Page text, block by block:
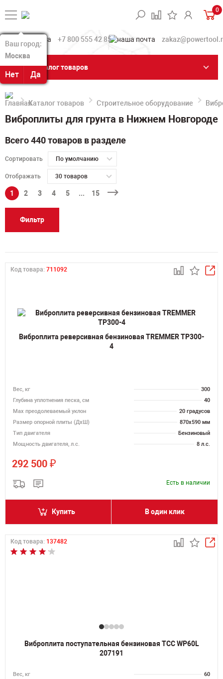
Ваш город:
Москва
Нет Да
Ваш город:
Москва
Нет Да
0
+7 800 555 42 85
Каталог товаров
Каталог товаров Строительное оборудование
Виброплиты для грунта в Нижнем Новгороде
Всего 440 товаров в разделе
Сортировать По умолчанию
Отображать 30 товаров
1 2 3 4 5 ... 15
Фильтр
Код товара: 711092
Виброплита реверсивная бензиновая TREMMER TP300-
4
Вес, кг
300
Глубина уплотнения песка, см
40
Max преодолеваемый уклон
20 градусов
Размер опорной плиты (ДхШ)
870х590 мм
Тип двигателя
Бензиновый
Мощность двигателя, л.с.
8 л.с.
292 500 ₽
Есть в наличии
Купить В один клик
Код товара: 137482
Виброплита поступательная бензиновая ТСС WP60L
207191
Вес, кг
60